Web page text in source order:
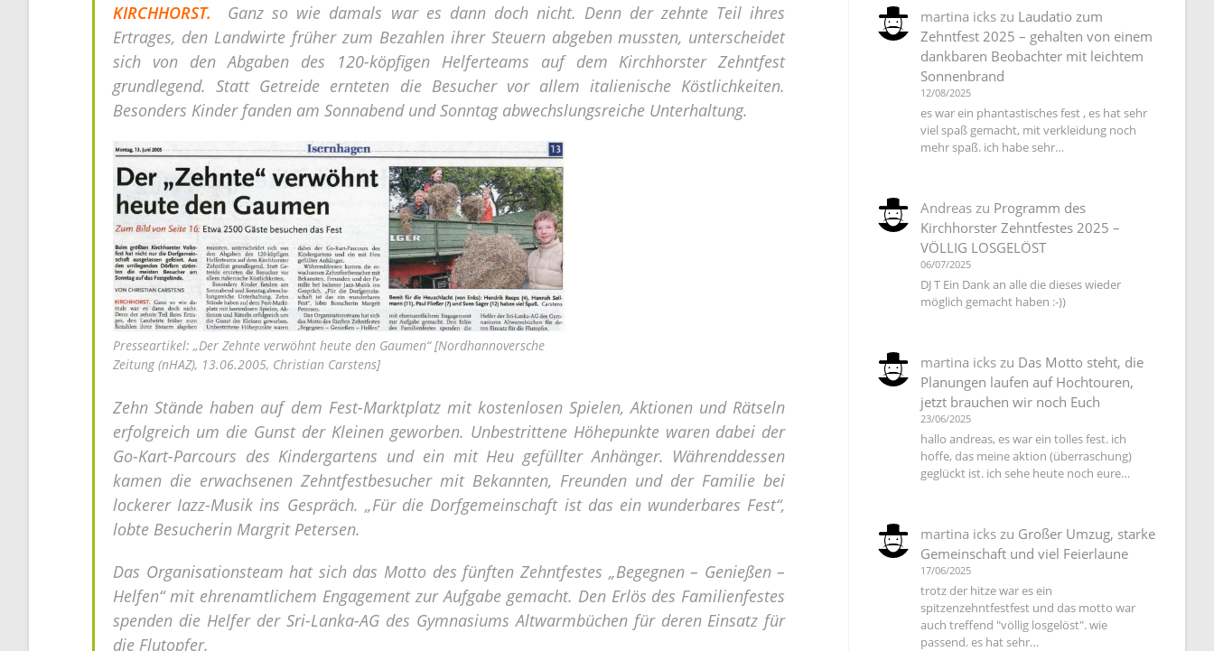
KIRCHHORST.
Ganz so wie damals war es dann doch nicht. Denn der zehnte Teil ihres
Ertrages, den Landwirte früher zum Bezahlen ihrer Steuern abgeben mussten, unterscheidet
sich von den Abgaben des 120-köpfigen Helferteams auf dem Kirchhorster Zehntfest
grundlegend. Statt Getreide ernteten die Besucher vor allem italienische Köstlichkeiten.
Besonders Kinder fanden am Sonnabend und Sonntag abwechslungsreiche Unterhaltung.
Presseartikel: „Der Zehnte verwöhnt heute den Gaumen“ [Nordhannoversche
Zeitung (nHAZ), 13.06.2005, Christian Carstens]
Zehn Stände haben auf dem Fest-Marktplatz mit kostenlosen Spielen, Aktionen und Rätseln
erfolgreich um die Gunst der Kleinen geworben. Unbestrittene Höhepunkte waren dabei der
Go-Kart-Parcours des Kindergartens und ein mit Heu gefüllter Anhänger. Währenddessen
kamen die erwachsenen Zehntfestbesucher mit Bekannten, Freunden und der Familie bei
lockerer Iazz-Musik ins Gespräch. „Für die Dorfgemeinschaft ist das ein wunderbares Fest“,
lobte Besucherin Margrit Petersen.
Das Organisationsteam hat sich das Motto des fünften Zehntfestes „Begegnen – Genießen –
Helfen“ mit ehrenamtlichem Engagement zur Aufgabe gemacht. Den Erlös des Familienfestes
spenden die Helfer der Sri-Lanka-AG des Gymnasiums Altwarmbüchen für deren Einsatz für
die Flutopfer.
martina icks zu Laudatio zum
Zehntfest 2025 – gehalten von einem
dankbaren Beobachter mit leichtem
Sonnenbrand
12/08/2025
es war ein phantastisches fest , es hat sehr
viel spaß gemacht, mit verkleidung noch
mehr spaß. ich habe sehr…
Andreas zu Programm des
Kirchhorster Zehntfestes 2025 –
VÖLLIG LOSGELÖST
06/07/2025
DJ T Ein Dank an alle die dieses wieder
möglich gemacht haben :-))
martina icks zu Das Motto steht, die
Planungen laufen auf Hochtouren,
jetzt brauchen wir noch Euch
23/06/2025
hallo andreas, es war ein tolles fest. ich
hoffe, das meine aktion (überraschung)
geglückt ist. ich sehe heute noch eure…
martina icks zu Großer Umzug, starke
Gemeinschaft und viel Feierlaune
17/06/2025
trotz der hitze war es ein
spitzenzehntfestfest und das motto war
auch treffend "völlig losgelöst". wie
passend. es hat sehr…